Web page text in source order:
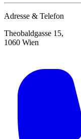
Adresse & Telefon
Theobaldgasse 15,
1060 Wien